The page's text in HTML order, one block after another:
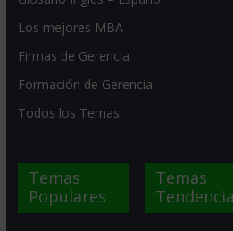
Los mejores MBA
Firmas de Gerencia
Formación de Gerencia
Todos los Temas
Temas
Populares
Temas
Tendencia